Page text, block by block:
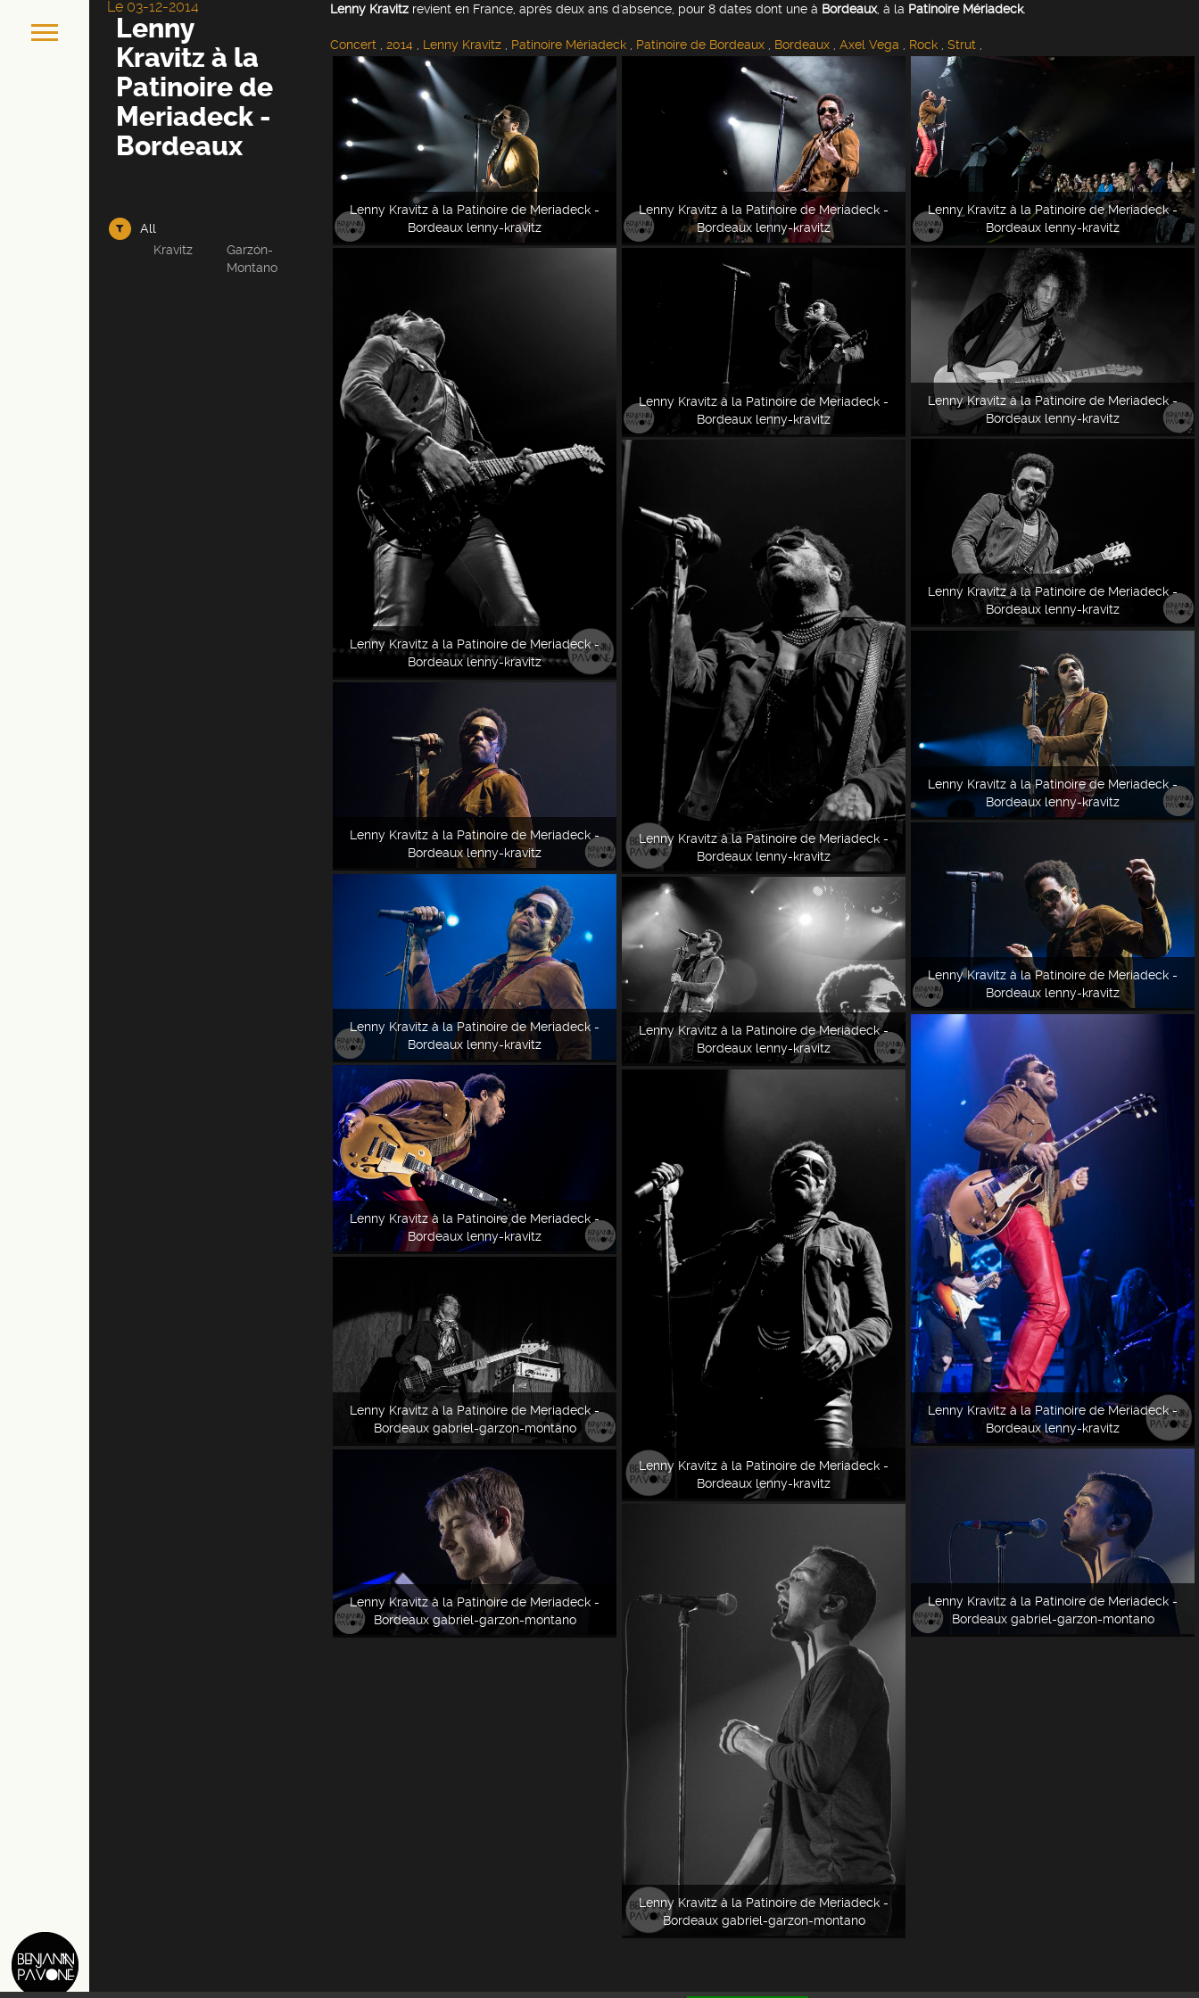
Le 03-12-2014
Lenny
Kravitz à la
Patinoire de
Meriadeck -
Bordeaux
All
Kravitz
Garzón-
Montano
Lenny Kravitz revient en France, après deux ans d'absence, pour 8 dates dont une à Bordeaux, à la Patinoire Mériadeck.
Concert 2014 Lenny Kravitz Patinoire Mériadeck Patinoire de Bordeaux Bordeaux Axel Vega Rock Strut
Lenny Kravitz à la Patinoire de Meriadeck -
Bordeaux lenny-kravitz
Lenny Kravitz à la Patinoire de Meriadeck -
Bordeaux lenny-kravitz
Lenny Kravitz à la Patinoire de Meriadeck -
Bordeaux lenny-kravitz
Lenny Kravitz à la Patinoire de Meriadeck -
Bordeaux lenny-kravitz
Lenny Kravitz à la Patinoire de Meriadeck -
Bordeaux lenny-kravitz
Lenny Kravitz à la Patinoire de Meriadeck -
Bordeaux lenny-kravitz
Lenny Kravitz à la Patinoire de Meriadeck -
Bordeaux lenny-kravitz
Lenny Kravitz à la Patinoire de Meriadeck -
Bordeaux lenny-kravitz
Lenny Kravitz à la Patinoire de Meriadeck -
Bordeaux lenny-kravitz
Lenny Kravitz à la Patinoire de Meriadeck -
Bordeaux lenny-kravitz
Lenny Kravitz à la Patinoire de Meriadeck -
Bordeaux lenny-kravitz
Lenny Kravitz à la Patinoire de Meriadeck -
Bordeaux lenny-kravitz
Lenny Kravitz à la Patinoire de Meriadeck -
Bordeaux lenny-kravitz
Lenny Kravitz à la Patinoire de Meriadeck -
Bordeaux lenny-kravitz
Lenny Kravitz à la Patinoire de Meriadeck -
Bordeaux lenny-kravitz
Lenny Kravitz à la Patinoire de Meriadeck -
Bordeaux lenny-kravitz
Lenny Kravitz à la Patinoire de Meriadeck -
Bordeaux gabriel-garzon-montano
Lenny Kravitz à la Patinoire de Meriadeck -
Bordeaux gabriel-garzon-montano
Lenny Kravitz à la Patinoire de Meriadeck -
Bordeaux gabriel-garzon-montano
Lenny Kravitz à la Patinoire de Meriadeck -
Bordeaux gabriel-garzon-montano